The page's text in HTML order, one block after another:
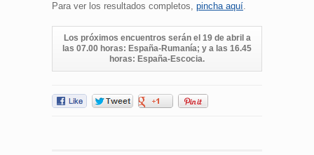
Para ver los resultados completos, pincha aquí.
Los próximos encuentros serán el 19 de abril a
las 07.00 horas: España-Rumanía; y a las 16.45
horas: España-Escocia.